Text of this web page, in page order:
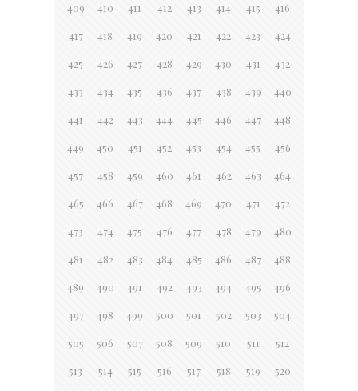
409 410 411 412 413 414 415 416
417 418 419 420 421 422 423 424
425 426 427 428 429 430 431 432
433 434 435 436 437 438 439 440
441 442 443 444 445 446 447 448
449 450 451 452 453 454 455 456
457 458 459 460 461 462 463 464
465 466 467 468 469 470 471 472
473 474 475 476 477 478 479 480
481 482 483 484 485 486 487 488
489 490 491 492 493 494 495 496
497 498 499 500 501 502 503 504
505 506 507 508 509 510 511 512
513 514 515 516 517 518 519 520